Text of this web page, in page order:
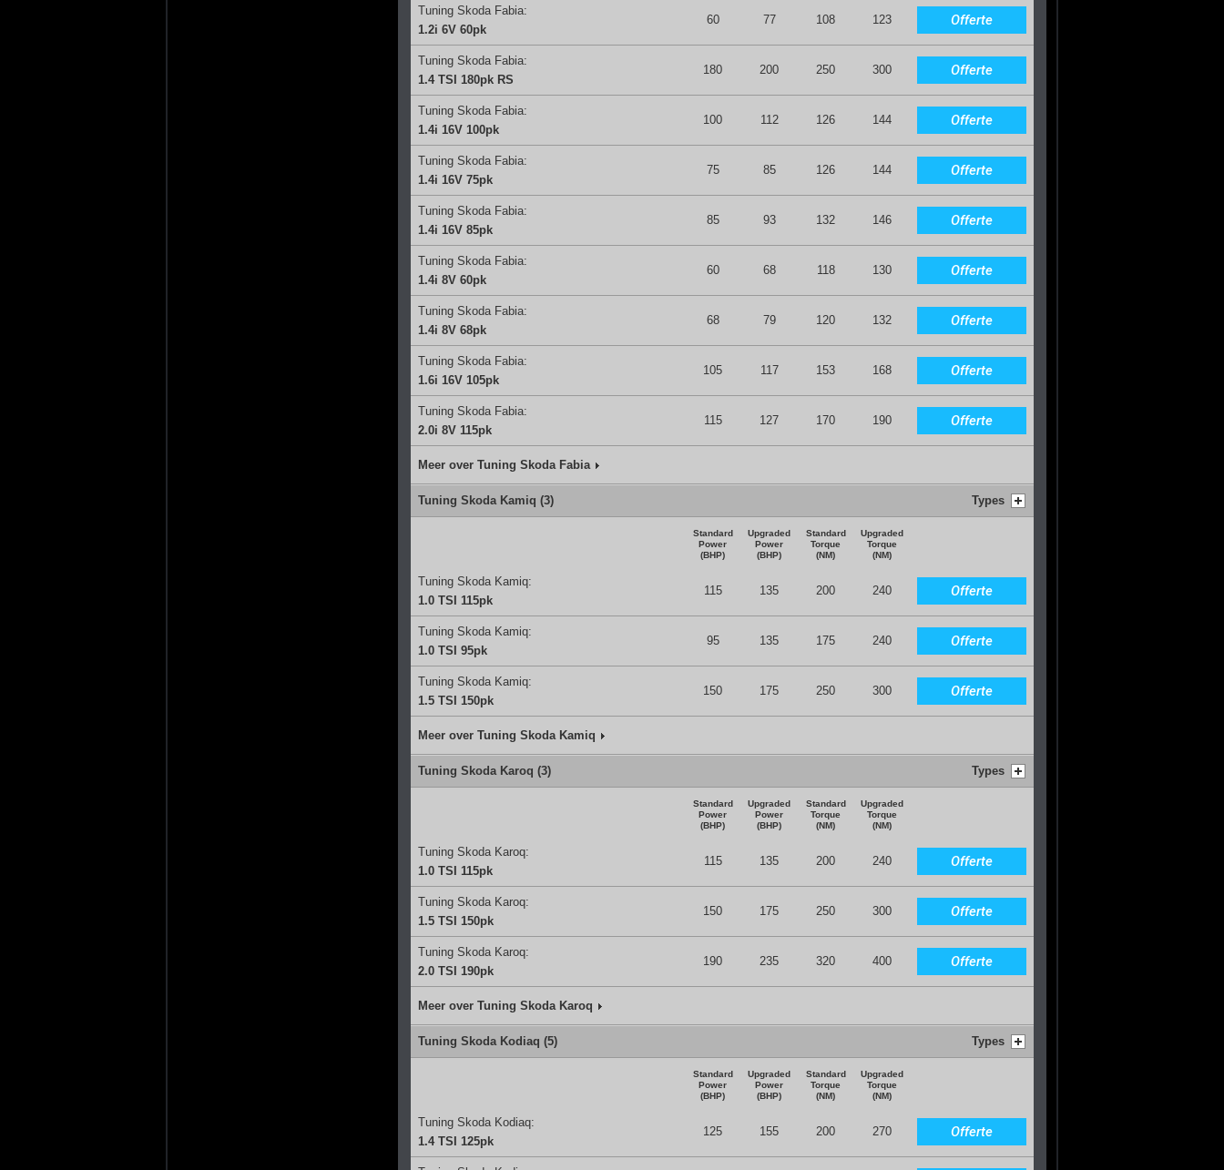
Tuning Skoda Fabia:
1.2i 6V 60pk
60 77 108 123 Offerte
Tuning Skoda Fabia:
1.4 TSI 180pk RS
180 200 250 300 Offerte
Tuning Skoda Fabia:
1.4i 16V 100pk
100 112 126 144 Offerte
Tuning Skoda Fabia:
1.4i 16V 75pk
75 85 126 144 Offerte
Tuning Skoda Fabia:
1.4i 16V 85pk
85 93 132 146 Offerte
Tuning Skoda Fabia:
1.4i 8V 60pk
60 68 118 130 Offerte
Tuning Skoda Fabia:
1.4i 8V 68pk
68 79 120 132 Offerte
Tuning Skoda Fabia:
1.6i 16V 105pk
105 117 153 168 Offerte
Tuning Skoda Fabia:
2.0i 8V 115pk
115 127 170 190 Offerte
Meer over Tuning Skoda Fabia
Tuning Skoda Kamiq (3) Types
Standard
Power
(BHP)
Upgraded
Power
(BHP)
Standard
Torque
(NM)
Upgraded
Torque
(NM)
Tuning Skoda Kamiq:
1.0 TSI 115pk
115 135 200 240 Offerte
Tuning Skoda Kamiq:
1.0 TSI 95pk
95 135 175 240 Offerte
Tuning Skoda Kamiq:
1.5 TSI 150pk
150 175 250 300 Offerte
Meer over Tuning Skoda Kamiq
Tuning Skoda Karoq (3) Types
Standard
Power
(BHP)
Upgraded
Power
(BHP)
Standard
Torque
(NM)
Upgraded
Torque
(NM)
Tuning Skoda Karoq:
1.0 TSI 115pk
115 135 200 240 Offerte
Tuning Skoda Karoq:
1.5 TSI 150pk
150 175 250 300 Offerte
Tuning Skoda Karoq:
2.0 TSI 190pk
190 235 320 400 Offerte
Meer over Tuning Skoda Karoq
Tuning Skoda Kodiaq (5) Types
Standard
Power
(BHP)
Upgraded
Power
(BHP)
Standard
Torque
(NM)
Upgraded
Torque
(NM)
Tuning Skoda Kodiaq:
1.4 TSI 125pk
125 155 200 270 Offerte